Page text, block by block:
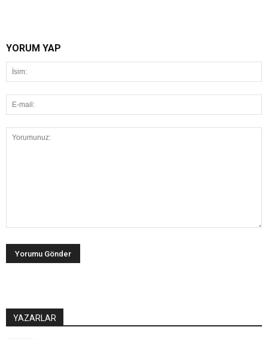
YORUM YAP
YAZARLAR